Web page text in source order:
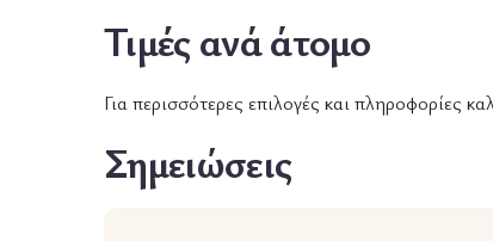
Τιμές ανά άτομο
Για περισσότερες επιλογές και πληροφορίες
Σημειώσεις